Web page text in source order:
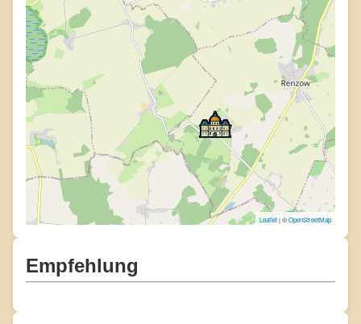
Leaflet| ©OpenStreetMap
Empfehlung